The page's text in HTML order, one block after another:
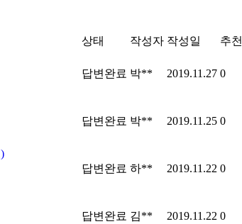
상태 작성자 작성일 추천
답변완료 박** 2019.11.27 0
답변완료 박** 2019.11.25 0
답변완료 하** 2019.11.22 0
답변완료 김** 2019.11.22 0